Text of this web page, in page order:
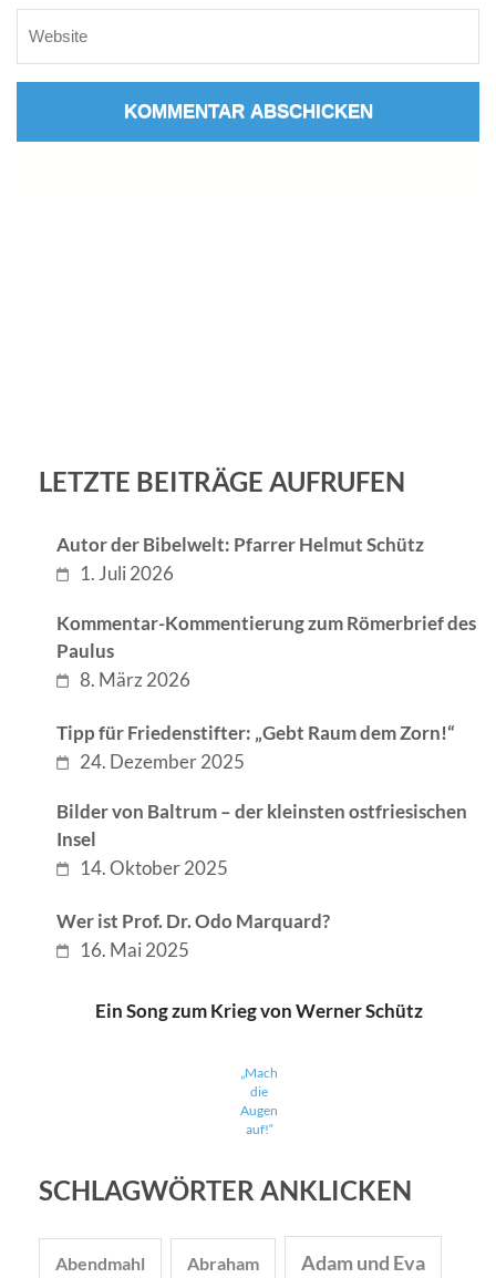
LETZTE BEITRÄGE AUFRUFEN
Autor der Bibelwelt: Pfarrer Helmut Schütz
1. Juli 2026
Kommentar-Kommentierung zum Römerbrief des
Paulus
8. März 2026
Tipp für Friedenstifter: „Gebt Raum dem Zorn!“
24. Dezember 2025
Bilder von Baltrum – der kleinsten ostfriesischen
Insel
14. Oktober 2025
Wer ist Prof. Dr. Odo Marquard?
16. Mai 2025
Ein Song zum Krieg von Werner Schütz
„Mach
die
Augen
auf!“
SCHLAGWÖRTER ANKLICKEN
Abendmahl Abraham Adam und Eva